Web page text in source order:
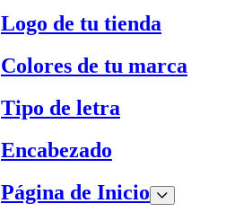
Logo de tu tienda
Colores de tu marca
Tipo de letra
Encabezado
Página de Inicio